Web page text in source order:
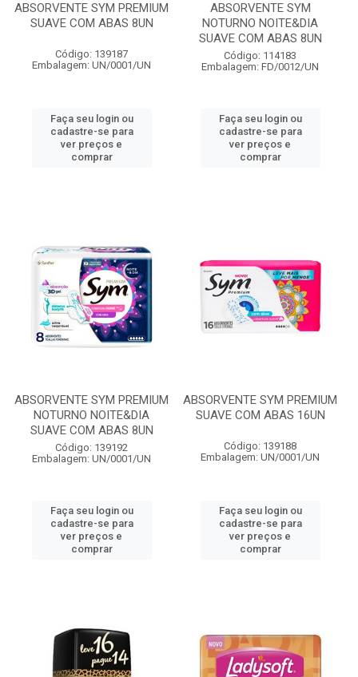
ABSORVENTE SYM PREMIUM
SUAVE COM ABAS 8UN
Código: 139187
Embalagem: UN/0001/UN
Faça seu login ou
cadastre-se para
ver preços e
comprar
ABSORVENTE SYM
NOTURNO NOITE&DIA
SUAVE COM ABAS 8UN
Código: 114183
Embalagem: FD/0012/UN
Faça seu login ou
cadastre-se para
ver preços e
comprar
ABSORVENTE SYM PREMIUM
NOTURNO NOITE&DIA
SUAVE COM ABAS 8UN
Código: 139192
Embalagem: UN/0001/UN
Faça seu login ou
cadastre-se para
ver preços e
comprar
ABSORVENTE SYM PREMIUM
SUAVE COM ABAS 16UN
Código: 139188
Embalagem: UN/0001/UN
Faça seu login ou
cadastre-se para
ver preços e
comprar